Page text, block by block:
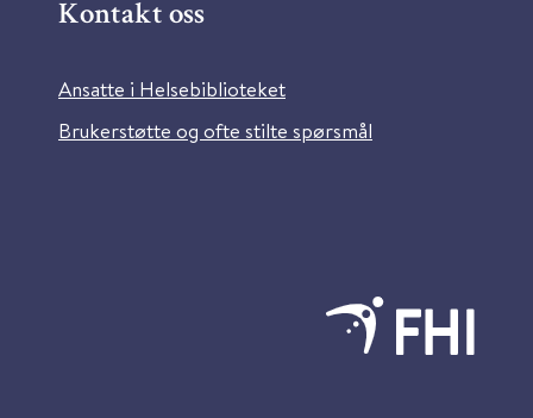
Kontakt oss
Ansatte i Helsebiblioteket
Brukerstøtte og ofte stilte spørsmål